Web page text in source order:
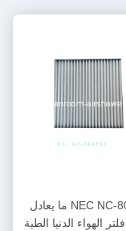
NEC NC-80AF02 ما يعادل
الهواء الدنيا الطية